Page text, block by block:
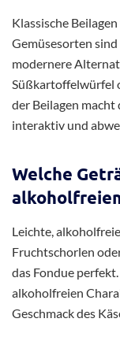
Klassische
Gemüsesorten
modernere
Süßkartoffelwürfel
der Beilagen macht
interaktiv und
Welche
Leichte,
Fruchtschorlen
das Fondue
alkoholfreien
Geschmack des